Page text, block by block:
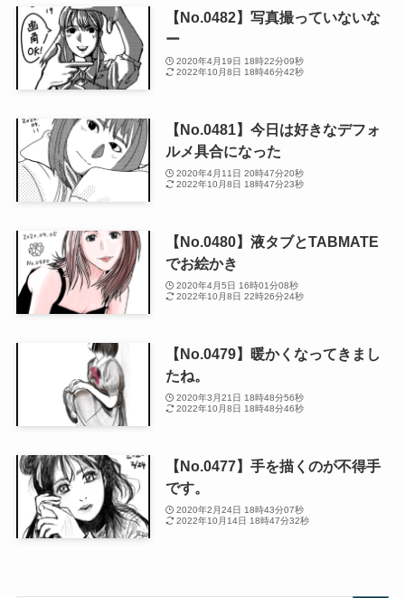
【No.0482】写真撮っていないな
ー
2020年4月19日 18時22分09秒
2022年10月8日 18時46分42秒
【No.0481】今日は好きなデフォ
ルメ具合になった
2020年4月11日 20時47分20秒
2022年10月8日 18時47分23秒
【No.0480】液タブとTABMATE
でお絵かき
2020年4月5日 16時01分08秒
2022年10月8日 22時26分24秒
【No.0479】暖かくなってきまし
たね。
2020年3月21日 18時48分56秒
2022年10月8日 18時48分46秒
【No.0477】手を描くのが不得手
です。
2020年2月24日 18時43分07秒
2022年10月14日 18時47分32秒